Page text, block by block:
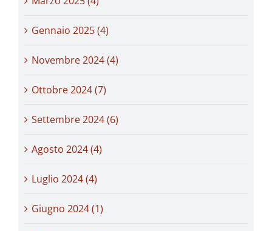
Gennaio 2025 (4)
Novembre 2024 (4)
Ottobre 2024 (7)
Settembre 2024 (6)
Agosto 2024 (4)
Luglio 2024 (4)
Giugno 2024 (1)